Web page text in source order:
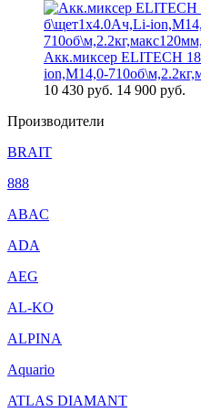
Акк.миксер ELITECH
ion,М14,0-
10 430 руб. 14 900 руб.
Производители
BRAIT
888
ABAC
ADA
AEG
AL-KO
ALPINA
Aquario
ATLAS DIAMANT